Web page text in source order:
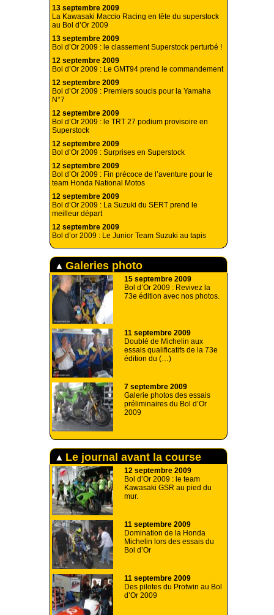
13 septembre 2009
La Kawasaki Maccio Racing en tête du superstock
au Bol d’Or 2009
13 septembre 2009
Bol d’Or 2009 : le classement Superstock perturbé !
12 septembre 2009
Bol d’Or 2009 : Le GMT94 prend le commandement
12 septembre 2009
Bol d’Or 2009 : Premiers soucis pour la Yamaha
N°7
12 septembre 2009
Bol d’Or 2009 : le TRT 27 podium provisoire en
Superstock
12 septembre 2009
Bol d’Or 2009 : Surprises en Superstock
12 septembre 2009
Bol d’Or 2009 : Fin précoce de l’aventure pour le
team Honda National Motos
12 septembre 2009
Bol d’Or 2009 : La Suzuki du SERT prend le
meilleur départ
12 septembre 2009
Bol d’or 2009 : Le Junior Team Suzuki au tapis
Galeries photo
15 septembre 2009
Bol d’Or 2009 : Revivez la
73e édition avec nos photos.
11 septembre 2009
Doublé de Michelin aux
essais qualificatifs de la 73e
édition du (…)
7 septembre 2009
Galerie photos des essais
préliminaires du Bol d’Or
2009
Le journal avant la course
12 septembre 2009
Bol d’Or 2009 : le team
Kawasaki GSR au pied du
mur.
11 septembre 2009
Domination de la Honda
Michelin lors des essais du
Bol d’Or
11 septembre 2009
Des pilotes du Protwin au Bol
d’Or 2009